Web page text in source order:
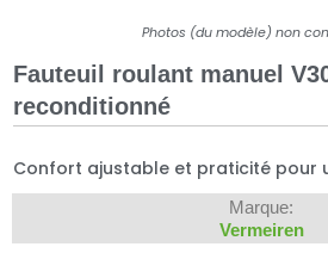
Photos (du modèle) non
Fauteuil roulant manuel
reconditionné
Confort ajustable et praticité pour
Marque:
Vermeiren